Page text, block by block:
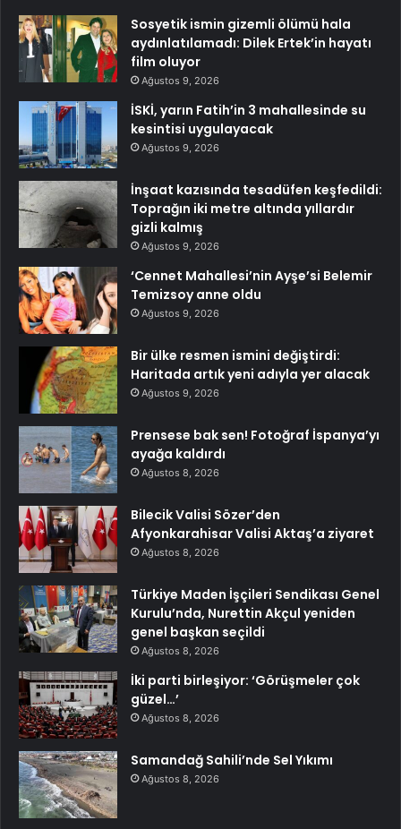
Sosyetik ismin gizemli ölümü hala
aydınlatılamadı: Dilek Ertek’in hayatı
film oluyor
Ağustos 9, 2026
İSKİ, yarın Fatih’in 3 mahallesinde su
kesintisi uygulayacak
Ağustos 9, 2026
İnşaat kazısında tesadüfen keşfedildi:
Toprağın iki metre altında yıllardır
gizli kalmış
Ağustos 9, 2026
‘Cennet Mahallesi’nin Ayşe’si Belemir
Temizsoy anne oldu
Ağustos 9, 2026
Bir ülke resmen ismini değiştirdi:
Haritada artık yeni adıyla yer alacak
Ağustos 9, 2026
Prensese bak sen! Fotoğraf İspanya’yı
ayağa kaldırdı
Ağustos 8, 2026
Bilecik Valisi Sözer’den
Afyonkarahisar Valisi Aktaş’a ziyaret
Ağustos 8, 2026
Türkiye Maden İşçileri Sendikası Genel
Kurulu’nda, Nurettin Akçul yeniden
genel başkan seçildi
Ağustos 8, 2026
İki parti birleşiyor: ‘Görüşmeler çok
güzel…’
Ağustos 8, 2026
Samandağ Sahili’nde Sel Yıkımı
Ağustos 8, 2026